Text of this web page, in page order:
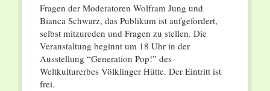
Fragen der Moderatoren Wolfram Jung und
Bianca Schwarz, das Publikum ist aufgefordert,
selbst mitzureden und Fragen zu stellen. Die
Veranstaltung beginnt um 18 Uhr in der
Ausstellung “Generation Pop!” des
Weltkulturerbes Völklinger Hütte. Der Eintritt ist
frei.